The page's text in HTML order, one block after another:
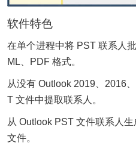
软件特色
在单个进程中将 PST 联系人
ML、PDF 格式。
从没有 Outlook 2019、2016
T 文件中提取联系人。
从 Outlook PST 文件联系人
文件。